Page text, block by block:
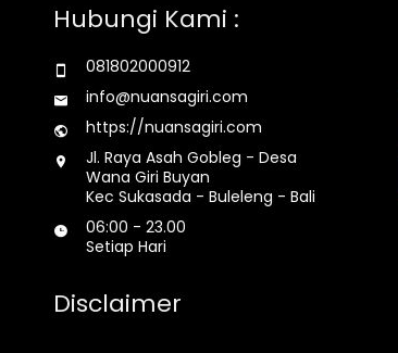
Hubungi Kami :
081802000912
info@nuansagiri.com
https://nuansagiri.com
Jl. Raya Asah Gobleg - Desa
Wana Giri Buyan
Kec Sukasada - Buleleng - Bali
06:00 - 23.00
Setiap Hari
Disclaimer